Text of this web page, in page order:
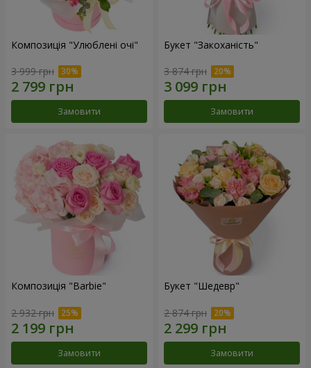
Композиція "Улюблені очі"
3 999 грн
Замовити
Букет "Закоханість"
3 874 грн
Замовити
Композиція "Barbie"
2 932 грн
Замовити
Букет "Шедевр"
2 874 грн
Замовити